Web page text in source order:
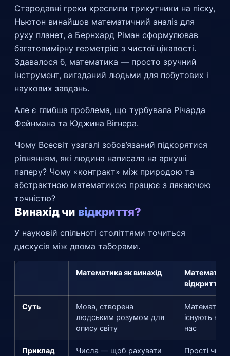
Стародавні греки креслили трикутники на піску,
Ньютон винайшов математичний аналіз для
руху планет, а Бернхард Ріман сформулював
багатовимірну геометрію з чистої цікавості.
Здавалося б, математика — просто зручний
інструмент, вигаданий людьми для побутових і
наукових завдань.
Але є глибша проблема, що турбувала Річарда
Фейнмана та Юджина Вігнера.
Чому Всесвіт узагалі зобов’язаний підкорятися
рівнянням, які людина написала на аркуші
паперу? Чому «контракт» між природою та
абстрактною математикою працює з лякаючою
точністю?
Винахід чи відкриття?
У науковій спільноті століттями точиться
дискусія між двома таборами.
Математика як винахід
відкриття
Суть
Мова, створена
людським розумом для
опису світу
існують
нас
Приклад
Числа — щоб рахувати
Прості